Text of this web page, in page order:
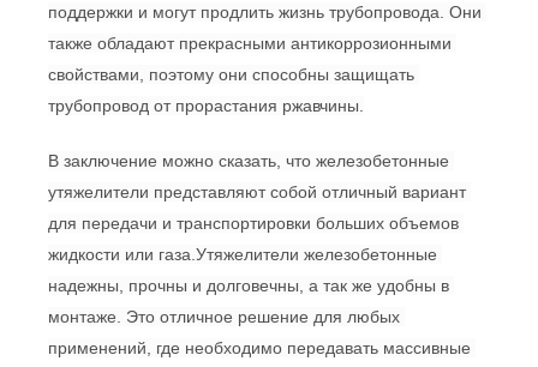
поддержки и могут продлить жизнь трубопровода . Они
также обладают прекрасными антикоррозионными
свойствами, поэтому они способны защищать
трубопровод от прорастания ржавчины.
В заключение можно сказать, что железобетонные
утяжелители представляют собой отличный вариант
для передачи и транспортировки больших объемов
жидкости или газа.Утяжелители железобетонные
надежны , прочны и долговечны, а так же удобны в
монтаже. Это отличное решение для любых
применений, где необходимо передавать массивные